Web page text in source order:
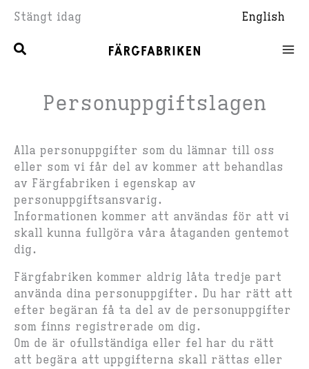
till
innehåll
Stängt idag English
Personuppgiftslagen
Alla personuppgifter som du lämnar till oss
eller som vi får del av kommer att behandlas
av Färgfabriken i egenskap av
personuppgiftsansvarig.
Informationen kommer att användas för att vi
skall kunna fullgöra våra åtaganden gentemot
dig.
Färgfabriken kommer aldrig låta tredje part
använda dina personuppgifter. Du har rätt att
efter begäran få ta del av de personuppgifter
som finns registrerade om dig.
Om de är ofullständiga eller fel har du rätt
att begära att uppgifterna skall rättas eller